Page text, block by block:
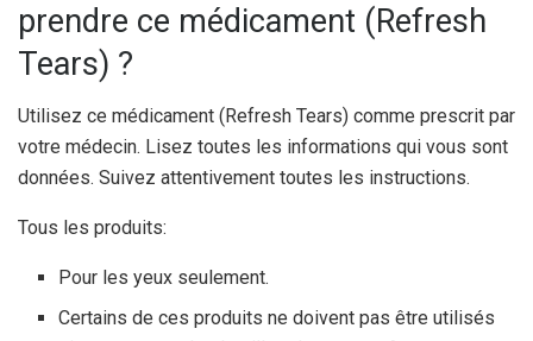
prendre ce médicament (Refresh
Tears) ?
Utilisez ce médicament (Refresh Tears) comme prescrit par
votre médecin. Lisez toutes les informations qui vous sont
données. Suivez attentivement toutes les instructions.
Tous les produits:
Pour les yeux seulement.
Certains de ces produits ne doivent pas être utilisés